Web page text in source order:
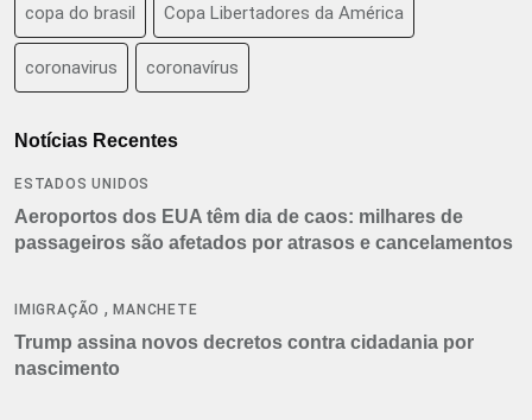
copa do brasil Copa Libertadores da América
coronavirus coronavírus
Notícias Recentes
ESTADOS UNIDOS
Aeroportos dos EUA têm dia de caos: milhares de
passageiros são afetados por atrasos e cancelamentos
IMIGRAÇÃO ,MANCHETE
Trump assina novos decretos contra cidadania por
nascimento